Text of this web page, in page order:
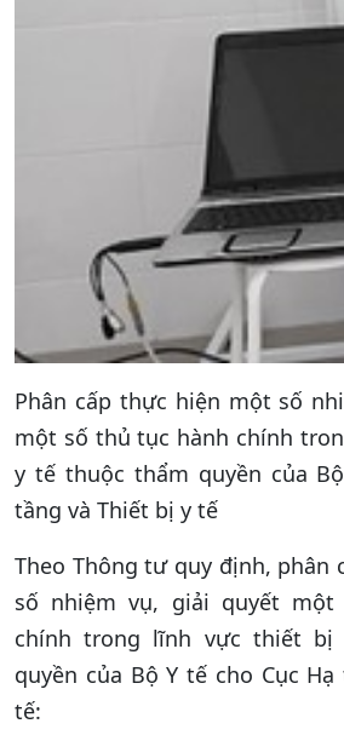
Phân cấp thực hiện một số
một số thủ tục hành chính
y tế thuộc thẩm quyền của
tầng và Thiết bị y tế
Theo Thông tư quy định, phân
số nhiệm vụ, giải quyết
chính trong lĩnh vực thiết
quyền của Bộ Y tế cho Cục
tế: